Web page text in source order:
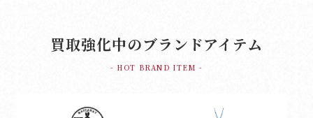
買取強化中のブランドアイテム
- HOT BRAND ITEM -